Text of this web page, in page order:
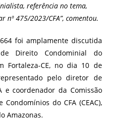
referência no tema,
nº 475/2023/CFA”, comentou.
foi amplamente discutida
Direito Condominial do
Fortaleza-CE, no dia 10 de
pelo diretor de
e coordenador da Comissão
do CFA (CEAC),
Amazonas.